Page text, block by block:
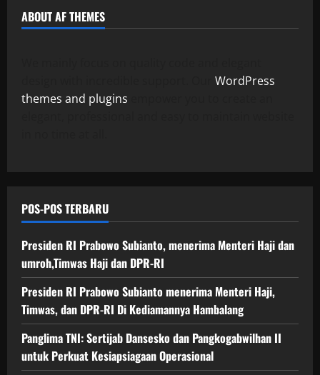
ABOUT AF THEMES
WordPress
themes and plugins
POS-POS TERBARU
Presiden RI Prabowo Subianto, menerima Menteri Haji dan
umroh,Timwas Haji dan DPR-RI
Presiden RI Prabowo Subianto menerima Menteri Haji,
Timwas, dan DPR-RI Di Kediamannya Hambalang
Panglima TNI: Sertijab Dansesko dan Pangkogabwilhan II
untuk Perkuat Kesiapsiagaan Operasional